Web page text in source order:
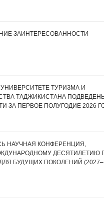
ЗАИНТЕРЕСОВАННОСТИ
ТУРИЗМА И
ТАДЖИКИСТАНА
ЗА ПЕРВОЕ ПОЛУГОДИЕ 2026
НАУЧНАЯ КОНФЕРЕНЦИЯ,
ДЕСЯТИЛЕТИЮ
БУДУЩИХ ПОКОЛЕНИЙ (2027–